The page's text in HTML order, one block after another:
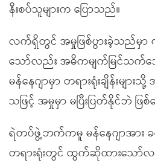
နီးစပ်သူများက ပြောသည်။
လက်ရှိတွင် အမှုဖြစ်ပွားခဲ့သည်မှာ ၇
သော်လည်း အဓိကမျက်မြင်သ
မန်နေဂျာမှာ တရားရုံးချိန်းမျ
သဖြင့် အမှုမှာ မပြီးပြတ်နိုင်ဘဲ ဖြ
ရဲတပ်ဖွဲ့ဘက်ကမူ မန်နေဂျာအား
တရားရုံးတွင် ထွက်ဆိုထားသော်လည်